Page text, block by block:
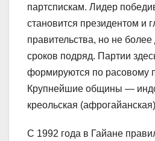
партспискам. Лидер
становится президентом и
правительства, но не более
сроков подряд. Партии
формируются по расовому
Крупнейшие общины ―
креольская (афрогайанская)
С 1992 года в Гайане